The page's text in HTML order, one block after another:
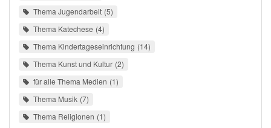
Thema Jugendarbeit 5
Thema Katechese 4
Thema Kindertageseinrichtung 14
Thema Kunst und Kultur 2
für alle Thema Medien 1
Thema Musik 7
Thema Religionen 1